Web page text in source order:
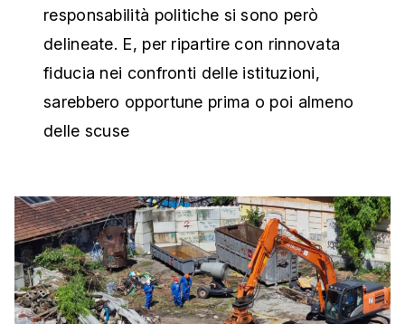
responsabilità politiche si sono però
delineate. E, per ripartire con rinnovata
fiducia nei confronti delle istituzioni,
sarebbero opportune prima o poi almeno
delle scuse